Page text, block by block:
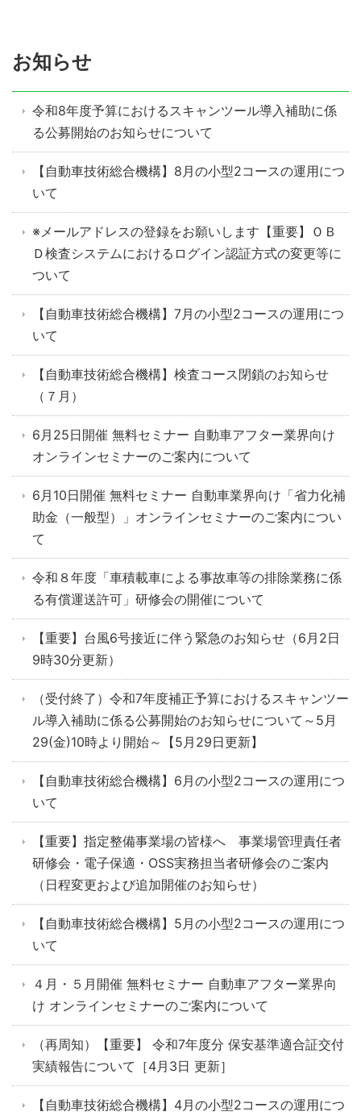
お知らせ
令和8年度予算におけるスキャンツール導入補助に係
る公募開始のお知らせについて
【自動車技術総合機構】8月の小型2コースの運用につ
いて
※メールアドレスの登録をお願いします【重要】ＯＢ
Ｄ検査システムにおけるログイン認証方式の変更等に
ついて
【自動車技術総合機構】7月の小型2コースの運用につ
いて
【自動車技術総合機構】検査コース閉鎖のお知らせ
（７月）
6月25日開催 無料セミナー 自動車アフター業界向け
オンラインセミナーのご案内について
6月10日開催 無料セミナー 自動車業界向け「省力化補
助金（一般型）」オンラインセミナーのご案内につい
て
令和８年度「車積載車による事故車等の排除業務に係
る有償運送許可」研修会の開催について
【重要】台風6号接近に伴う緊急のお知らせ（6月2日
9時30分更新）
（受付終了）令和7年度補正予算におけるスキャンツー
ル導入補助に係る公募開始のお知らせについて～5月
29(金)10時より開始～【5月29日更新】
【自動車技術総合機構】6月の小型2コースの運用につ
いて
【重要】指定整備事業場の皆様へ 事業場管理責任者
研修会・電子保適・OSS実務担当者研修会のご案内
（日程変更および追加開催のお知らせ）
【自動車技術総合機構】5月の小型2コースの運用につ
いて
４月・５月開催 無料セミナー 自動車アフター業界向
け オンラインセミナーのご案内について
（再周知）【重要】 令和7年度分 保安基準適合証交付
実績報告について［4月3日 更新］
【自動車技術総合機構】4月の小型2コースの運用につ